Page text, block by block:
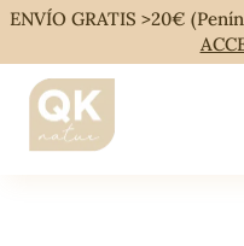
ENVÍO GRATIS >20€